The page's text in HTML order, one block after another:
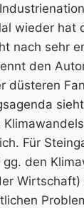
wieder hat
nach sehr
den
düsteren
Für
gg. den